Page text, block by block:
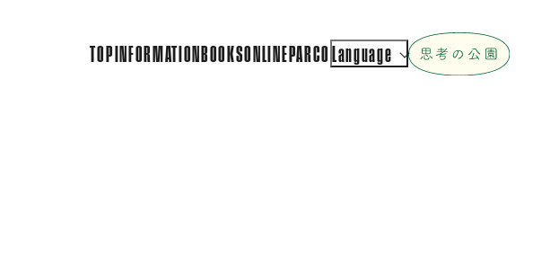
TOP INFORMATION BOOKSONLINEPARCO Language